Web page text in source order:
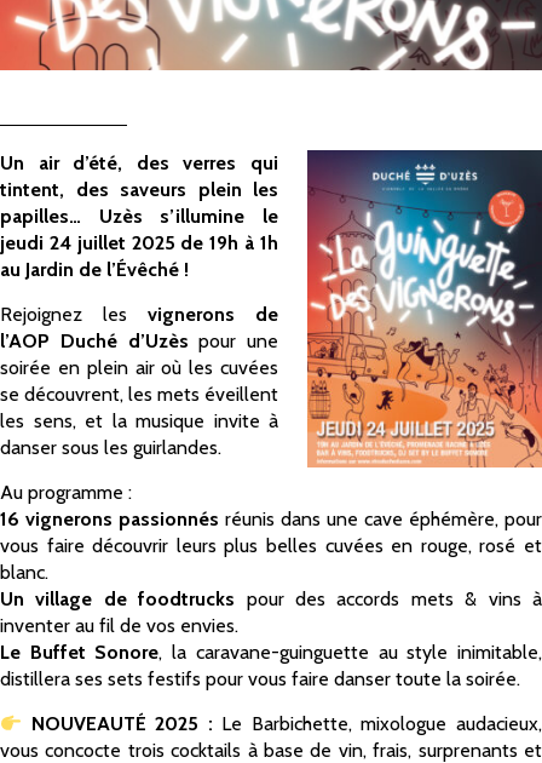
Un air d’été, des verres qui
tintent, des saveurs plein les
papilles… Uzès s’illumine le
jeudi 24 juillet 2025 de 19h à 1h
au Jardin de l’Évêché !
Rejoignez les vignerons de
l’AOP Duché d’Uzès pour une
soirée en plein air où les cuvées
se découvrent, les mets éveillent
les sens, et la musique invite à
danser sous les guirlandes.
Au programme :
16 vignerons passionnés réunis dans une cave éphémère, pour
vous faire découvrir leurs plus belles cuvées en rouge, rosé et
blanc.
Un village de foodtrucks pour des accords mets & vins à
inventer au fil de vos envies.
Le Buffet Sonore, la caravane-guinguette au style inimitable,
distillera ses sets festifs pour vous faire danser toute la soirée.
NOUVEAUTÉ 2025 : Le Barbichette, mixologue audacieux,
vous concocte trois cocktails à base de vin, frais, surprenants et